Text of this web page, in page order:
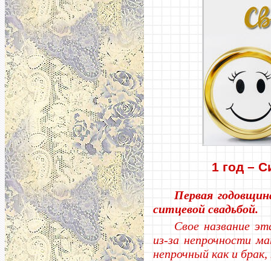
1 год –
Первая
ситцевой свадьбой.
Свое название
из-за непрочности
непрочный как и